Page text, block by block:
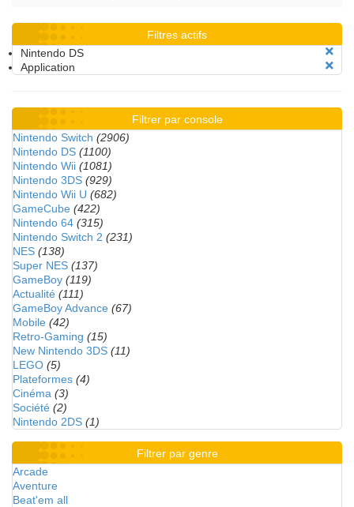
Filtres actifs
Nintendo DS
Application
Filtrer par console
Nintendo Switch (2906)
Nintendo DS (1100)
Nintendo Wii (1081)
Nintendo 3DS (929)
Nintendo Wii U (682)
GameCube (422)
Nintendo 64 (315)
Nintendo Switch 2 (231)
NES (138)
Super NES (137)
GameBoy (119)
Actualité (111)
GameBoy Advance (67)
Mobile (42)
Retro-Gaming (15)
New Nintendo 3DS (11)
LEGO (5)
Plateformes (4)
Cinéma (3)
Société (2)
Nintendo 2DS (1)
Filtrer par genre
Arcade
Aventure
Beat'em all